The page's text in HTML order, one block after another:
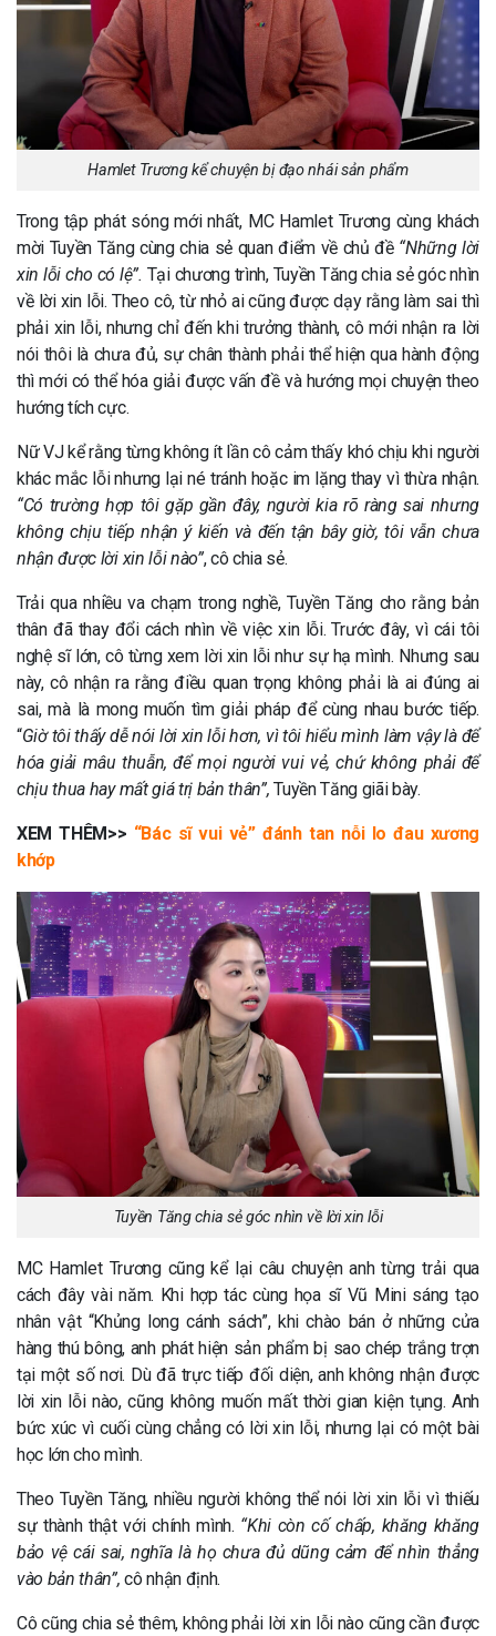
Hamlet Trương kể chuyện bị đạo nhái sản phẩm
Trong tập phát sóng mới nhất, MC Hamlet Trương cùng khách
mời Tuyền Tăng cùng chia sẻ quan điểm về chủ đề “Những lời
xin lỗi cho có lệ”. Tại chương trình, Tuyền Tăng chia sẻ góc nhìn
về lời xin lỗi. Theo cô, từ nhỏ ai cũng được dạy rằng làm sai thì
phải xin lỗi, nhưng chỉ đến khi trưởng thành, cô mới nhận ra lời
nói thôi là chưa đủ, sự chân thành phải thể hiện qua hành động
thì mới có thể hóa giải được vấn đề và hướng mọi chuyện theo
hướng tích cực.
Nữ VJ kể rằng từng không ít lần cô cảm thấy khó chịu khi người
khác mắc lỗi nhưng lại né tránh hoặc im lặng thay vì thừa nhận.
“Có trường hợp tôi gặp gần đây, người kia rõ ràng sai nhưng
không chịu tiếp nhận ý kiến và đến tận bây giờ, tôi vẫn chưa
nhận được lời xin lỗi nào”, cô chia sẻ.
Trải qua nhiều va chạm trong nghề, Tuyền Tăng cho rằng bản
thân đã thay đổi cách nhìn về việc xin lỗi. Trước đây, vì cái tôi
nghệ sĩ lớn, cô từng xem lời xin lỗi như sự hạ mình. Nhưng sau
này, cô nhận ra rằng điều quan trọng không phải là ai đúng ai
sai, mà là mong muốn tìm giải pháp để cùng nhau bước tiếp.
“Giờ tôi thấy dễ nói lời xin lỗi hơn, vì tôi hiểu mình làm vậy là để
hóa giải mâu thuẫn, để mọi người vui vẻ, chứ không phải để
chịu thua hay mất giá trị bản thân”, Tuyền Tăng giãi bày.
XEM THÊM>> “Bác sĩ vui vẻ” đánh tan nỗi lo đau xương
khớp
Tuyền Tăng chia sẻ góc nhìn về lời xin lỗi
MC Hamlet Trương cũng kể lại câu chuyện anh từng trải qua
cách đây vài năm. Khi hợp tác cùng họa sĩ Vũ Mini sáng tạo
nhân vật “Khủng long cánh sách”, khi chào bán ở những cửa
hàng thú bông, anh phát hiện sản phẩm bị sao chép trắng trợn
tại một số nơi. Dù đã trực tiếp đối diện, anh không nhận được
lời xin lỗi nào, cũng không muốn mất thời gian kiện tụng. Anh
bức xúc vì cuối cùng chẳng có lời xin lỗi, nhưng lại có một bài
học lớn cho mình.
Theo Tuyền Tăng, nhiều người không thể nói lời xin lỗi vì thiếu
sự thành thật với chính mình. “Khi còn cố chấp, khăng khăng
bảo vệ cái sai, nghĩa là họ chưa đủ dũng cảm để nhìn thẳng
vào bản thân”, cô nhận định.
Cô cũng chia sẻ thêm, không phải lời xin lỗi nào cũng cần được